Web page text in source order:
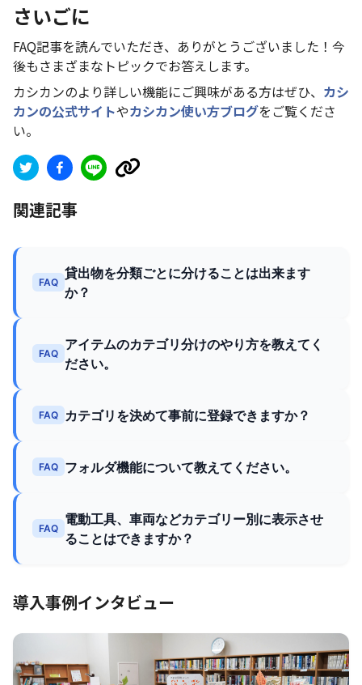
さいごに
FAQ記事を読んでいただき、ありがとうございました！今
後もさまざまなトピックでお答えします。
カシカンのより詳しい機能にご興味がある方はぜひ、 カシ
カンの公式サイトやカシカン使い方ブログをご覧くださ
い。
関連記事
FAQ
貸出物を分類ごとに分けることは出来ます
か？
FAQ
アイテムのカテゴリ分けのやり方を教えてく
ださい。
FAQ カテゴリを決めて事前に登録できますか？
FAQ フォルダ機能について教えてください。
FAQ
電動工具、車両などカテゴリー別に表示させ
ることはできますか？
導入事例インタビュー